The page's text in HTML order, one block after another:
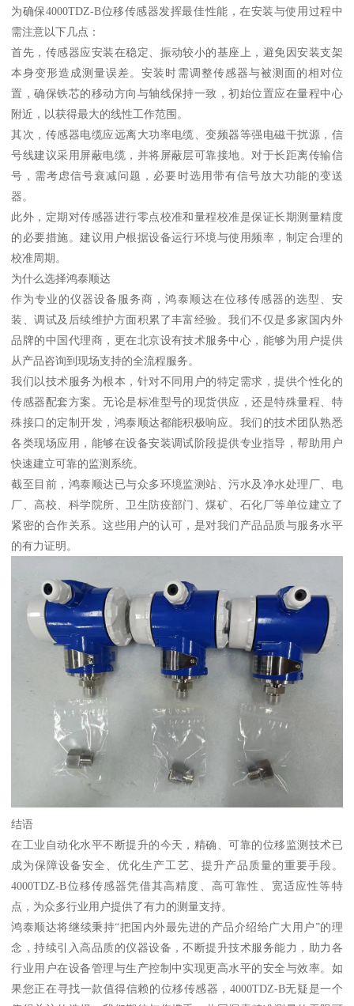
为确保4000TDZ-B位移传感器发挥最佳性能，在安装与使用过程中
需注意以下几点：
首先，传感器应安装在稳定、振动较小的基座上，避免因安装支架
本身变形造成测量误差。安装时需调整传感器与被测面的相对位
置，确保铁芯的移动方向与轴线保持一致，初始位置应在量程中心
附近，以获得最大的线性工作范围。
其次，传感器电缆应远离大功率电缆、变频器等强电磁干扰源，信
号线建议采用屏蔽电缆，并将屏蔽层可靠接地。对于长距离传输信
号，需考虑信号衰减问题，必要时选用带有信号放大功能的变送
器。
此外，定期对传感器进行零点校准和量程校准是保证长期测量精度
的必要措施。建议用户根据设备运行环境与使用频率，制定合理的
校准周期。
为什么选择鸿泰顺达
作为专业的仪器设备服务商，鸿泰顺达在位移传感器的选型、安
装、调试及后续维护方面积累了丰富经验。我们不仅是多家国内外
品牌的中国代理商，更在北京设有技术服务中心，能够为用户提供
从产品咨询到现场支持的全流程服务。
我们以技术服务为根本，针对不同用户的特定需求，提供个性化的
传感器配套方案。无论是标准型号的现货供应，还是特殊量程、特
殊接口的定制开发，鸿泰顺达都能积极响应。我们的技术团队熟悉
各类现场应用，能够在设备安装调试阶段提供专业指导，帮助用户
快速建立可靠的监测系统。
截至目前，鸿泰顺达已与众多环境监测站、污水及净水处理厂、电
厂、高校、科学院所、卫生防疫部门、煤矿、石化厂等单位建立了
紧密的合作关系。这些用户的认可，是对我们产品品质与服务水平
的有力证明。
结语
在工业自动化水平不断提升的今天，精确、可靠的位移监测技术已
成为保障设备安全、优化生产工艺、提升产品质量的重要手段。
4000TDZ-B位移传感器凭借其高精度、高可靠性、宽适应性等特
点，为众多行业用户提供了有力的测量支持。
鸿泰顺达将继续秉持“把国内外最先进的产品介绍给广大用户”的理
念，持续引入高品质的仪器设备，不断提升技术服务能力，助力各
行业用户在设备管理与生产控制中实现更高水平的安全与效率。如
果您正在寻找一款值得信赖的位移传感器，4000TDZ-B无疑是一个